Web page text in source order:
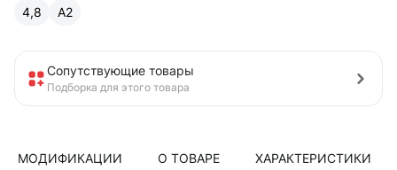
4,8 A2
Сопутствующие товары
Подборка для этого товара
МОДИФИКАЦИИ О ТОВАРЕ ХАРАКТЕРИСТИКИ